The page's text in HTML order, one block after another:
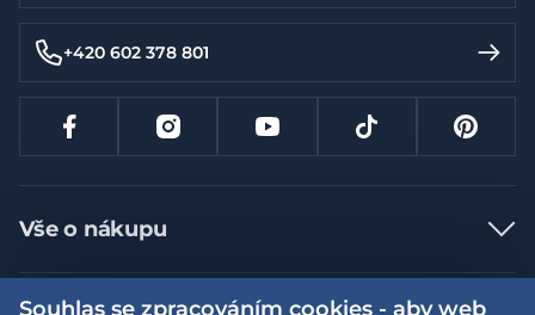
+420 602 378 801
Vše o nákupu
Jak nakupovat
Souhlas se zpracováním cookies - aby web